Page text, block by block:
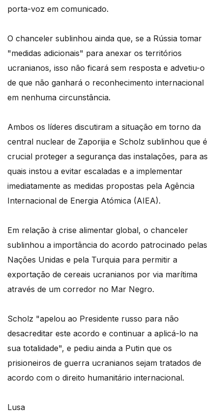
porta-voz em comunicado.
O chanceler sublinhou ainda que, se a Rússia tomar
"medidas adicionais" para anexar os territórios
ucranianos, isso não ficará sem resposta e advetiu-o
de que não ganhará o reconhecimento internacional
em nenhuma circunstância.
Ambos os líderes discutiram a situação em torno da
central nuclear de Zaporijia e Scholz sublinhou que é
crucial proteger a segurança das instalações, para as
quais instou a evitar escaladas e a implementar
imediatamente as medidas propostas pela Agência
Internacional de Energia Atómica (AIEA).
Em relação à crise alimentar global, o chanceler
sublinhou a importância do acordo patrocinado pelas
Nações Unidas e pela Turquia para permitir a
exportação de cereais ucranianos por via marítima
através de um corredor no Mar Negro.
Scholz "apelou ao Presidente russo para não
desacreditar este acordo e continuar a aplicá-lo na
sua totalidade", e pediu ainda a Putin que os
prisioneiros de guerra ucranianos sejam tratados de
acordo com o direito humanitário internacional.
Lusa